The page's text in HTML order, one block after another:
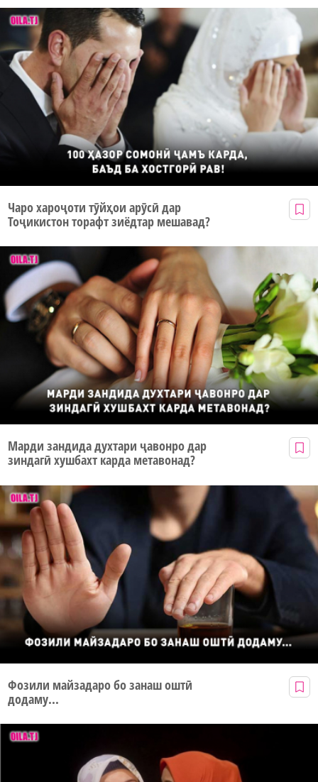
Чаро хароҷоти тӯйҳои арӯсӣ дар
Тоҷикистон торафт зиёдтар мешавад?
Марди зандида духтари ҷавонро дар
зиндагӣ хушбахт карда метавонад?
Фозили майзадаро бо занаш оштӣ
додаму...